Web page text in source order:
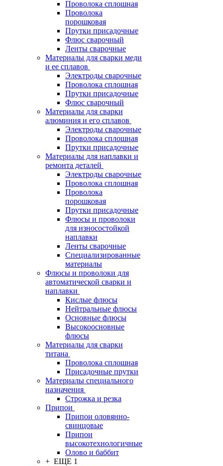
Проволока сплошная
Проволока
порошковая
Прутки присадочные
Флюс сварочный
Ленты сварочные
Материалы для сварки меди
и ее сплавов
Электроды сварочные
Проволока сплошная
Прутки присадочные
Флюс сварочный
Материалы для сварки
алюминия и его сплавов
Электроды сварочные
Проволока сплошная
Прутки присадочные
Материалы для наплавки и
ремонта деталей
Электроды сварочные
Проволока сплошная
Проволока
порошковая
Прутки присадочные
Флюсы и проволоки
для износостойкой
наплавки
Ленты сварочные
Специализированные
материалы
Флюсы и проволоки для
автоматической сварки и
наплавки
Кислые флюсы
Нейтральные флюсы
Основные флюсы
Высокоосновные
флюсы
Материалы для сварки
титана
Проволока сплошная
Присадочные прутки
Материалы специального
назначения
Строжка и резка
Припои
Припои оловянно-
свинцовые
Припои
высокотехнологичные
Олово и баббит
+ ЕЩЕ 1